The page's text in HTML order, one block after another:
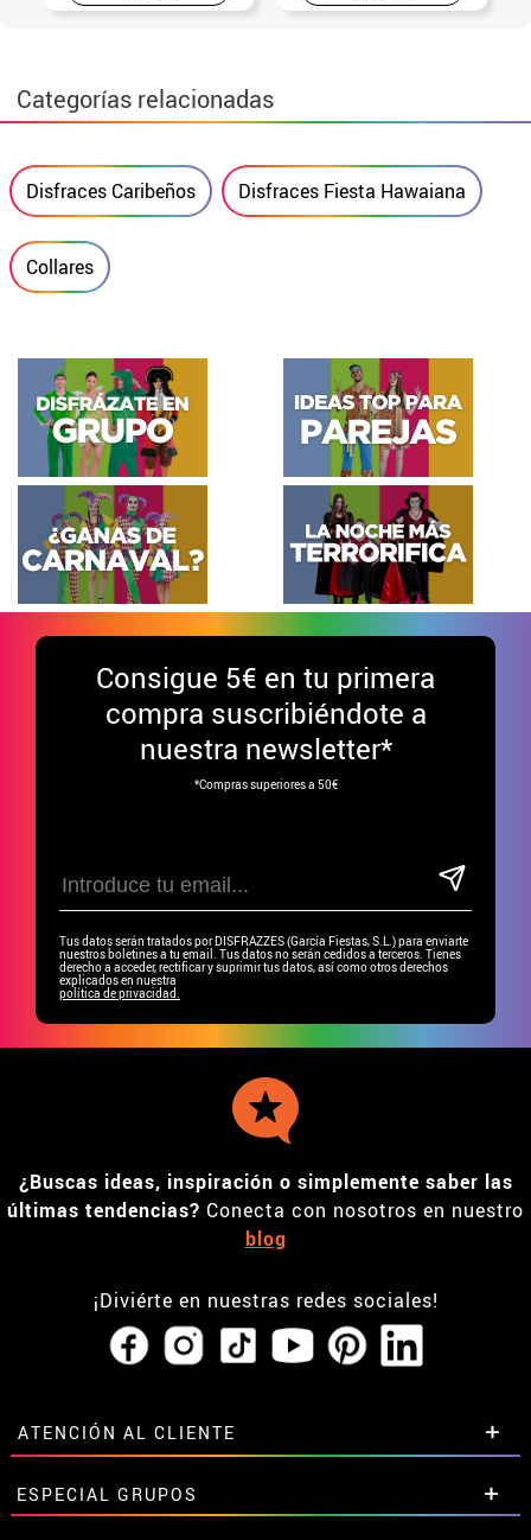
Categorías relacionadas
Disfraces Caribeños Disfraces Fiesta Hawaiana
Collares
Consigue 5€ en tu primera
compra suscribiéndote a
nuestra newsletter*
*Compras superiores a 50€
Tus datos serán tratados por DISFRAZZES (García Fiestas, S.L.) para enviarte
nuestros boletines a tu email. Tus datos no serán cedidos a terceros. Tienes
derecho a acceder, rectificar y suprimir tus datos, así como otros derechos
explicados en nuestra
política de privacidad.
¿Buscas ideas, inspiración o simplemente saber las
últimas tendencias? Conecta con nosotros en nuestro
blog
¡Diviérte en nuestras redes sociales!
ATENCIÓN AL CLIENTE
• Horario tienda IBI
•Descuento estudiantes
ESPECIAL GRUPOS